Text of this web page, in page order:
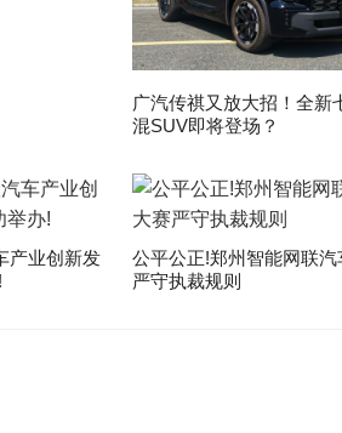
广汽传祺又放大招！全新
混SUV即将登场？
产业创新发
公平公正!郑州智能网联汽
严守执裁规则